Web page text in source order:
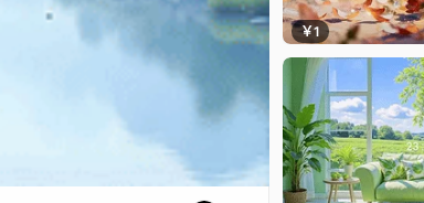
￥1